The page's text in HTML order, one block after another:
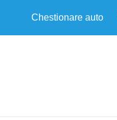
Chestionare auto